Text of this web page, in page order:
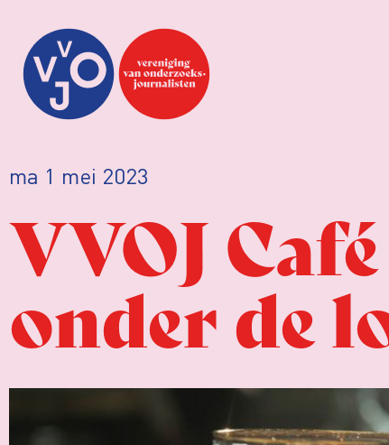
ma 1 mei 2023
VVOJ
onder de